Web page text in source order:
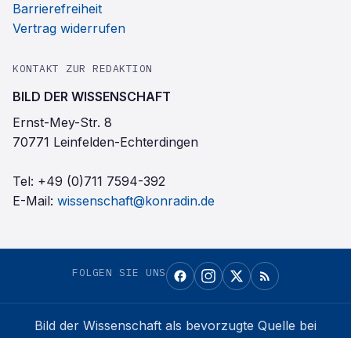
Barrierefreiheit
Vertrag widerrufen
KONTAKT ZUR REDAKTION
BILD DER WISSENSCHAFT
Ernst-Mey-Str. 8
70771 Leinfelden-Echterdingen
Tel: +49 (0)711 7594-392
E-Mail: wissenschaft@konradin.de
FOLGEN SIE UNS
Bild der Wissenschaft als bevorzugte Quelle bei